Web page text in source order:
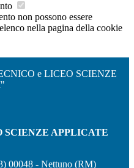
non possono essere
nella pagina della cookie
e LICEO SCIENZE
SCIENZE APPLICATE
00048 - Nettuno (RM)